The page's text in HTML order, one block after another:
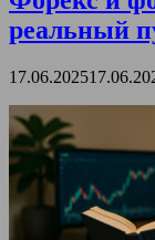
реальный
17.06.2025